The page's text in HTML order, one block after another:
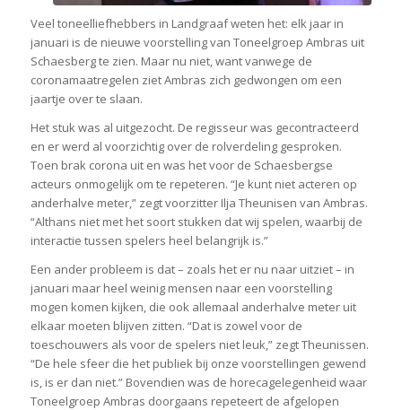
Veel toneelliefhebbers in Landgraaf weten het: elk jaar in
januari is de nieuwe voorstelling van Toneelgroep Ambras uit
Schaesberg te zien. Maar nu niet, want vanwege de
coronamaatregelen ziet Ambras zich gedwongen om een
jaartje over te slaan.
Het stuk was al uitgezocht. De regisseur was gecontracteerd
en er werd al voorzichtig over de rolverdeling gesproken.
Toen brak corona uit en was het voor de Schaesbergse
acteurs onmogelijk om te repeteren. “Je kunt niet acteren op
anderhalve meter,” zegt voorzitter Ilja Theunisen van Ambras.
“Althans niet met het soort stukken dat wij spelen, waarbij de
interactie tussen spelers heel belangrijk is.”
Een ander probleem is dat – zoals het er nu naar uitziet – in
januari maar heel weinig mensen naar een voorstelling
mogen komen kijken, die ook allemaal anderhalve meter uit
elkaar moeten blijven zitten. “Dat is zowel voor de
toeschouwers als voor de spelers niet leuk,” zegt Theunissen.
“De hele sfeer die het publiek bij onze voorstellingen gewend
is, is er dan niet.” Bovendien was de horecagelegenheid waar
Toneelgroep Ambras doorgaans repeteert de afgelopen